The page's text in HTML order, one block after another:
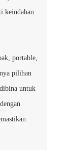
keindahan
portable,
pilihan
untuk